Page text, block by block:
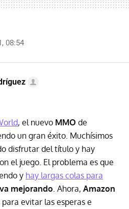
08:54
, el nuevo MMO de
un gran éxito. Muchísimos
disfrutar del título y hay
el juego. El problema es que
y hay largas colas para
mejorando . Ahora, Amazon
evitar las esperas e